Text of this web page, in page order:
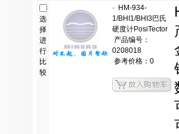
选
择
进
行
比
较
·
HM-934-
1/BHI1/BHI3巴氏
硬度计PosiTector
产品编号：
0208018
参考价格：0